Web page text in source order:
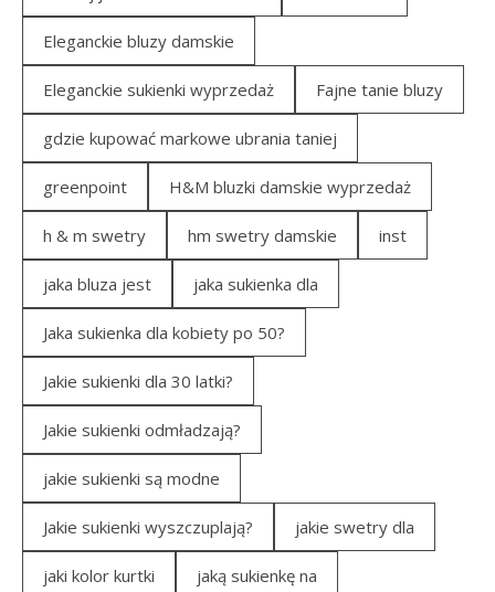
Eleganckie bluzy damskie
Eleganckie sukienki wyprzedaż Fajne tanie bluzy
gdzie kupować markowe ubrania taniej
greenpoint H&M bluzki damskie wyprzedaż
h & m swetry hm swetry damskie inst
jaka bluza jest jaka sukienka dla
Jaka sukienka dla kobiety po 50?
Jakie sukienki dla 30 latki?
Jakie sukienki odmładzają?
jakie sukienki są modne
Jakie sukienki wyszczuplają? jakie swetry dla
jaki kolor kurtki jaką sukienkę na